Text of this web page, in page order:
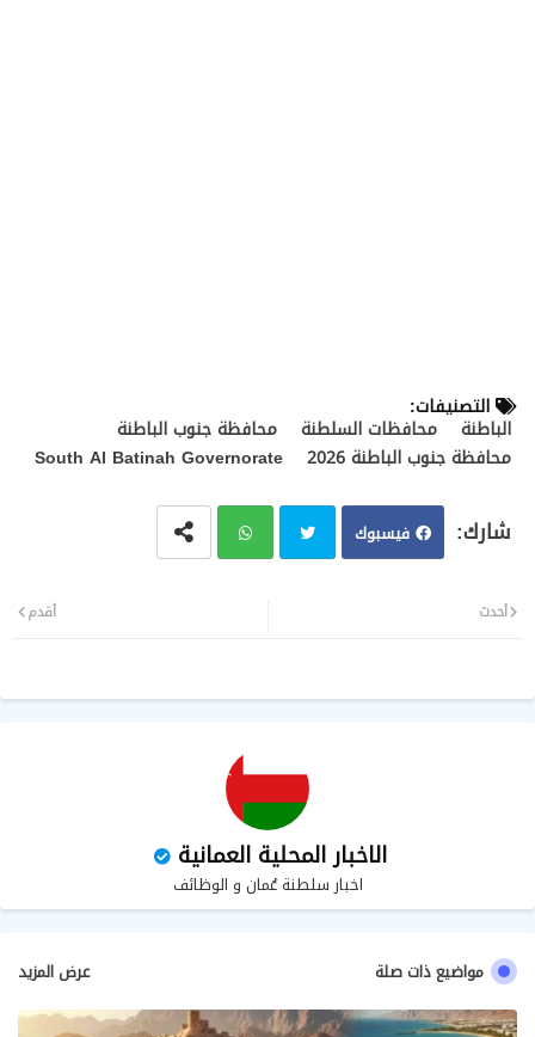
التصنيفات:
الباطنة محافظات السلطنة
محافظة جنوب الباطنة
محافظة جنوب الباطنة 2026
South Al Batinah Governorate
فيسبوك
ب
أحدث أقدم
الاخبار المحلية العمانية
اخبار سلطنة عُمان و الوظائف
مواضيع ذات صلة عرض المزيد